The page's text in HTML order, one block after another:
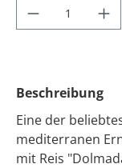
Produkt
Beschreibung
Eine der
mediterranen
mit Reis